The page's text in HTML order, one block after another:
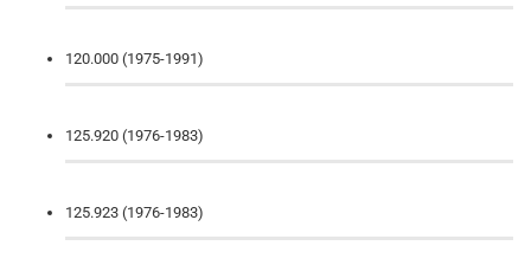
120.000 (1975-1991)
125.920 (1976-1983)
125.923 (1976-1983)